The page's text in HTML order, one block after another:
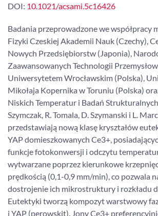
DOI: 10.1021/acsami.5c16426
Badania przeprowadzone we współpracy
Fizyki Czeskiej Akademii Nauk (Czechy),
Nowych Przedsiębiorstw (Japonia),
Zaawansowanych Technologii
Uniwersytetem Wrocławskim (Polska),
Mikołaja Kopernika w Toruniu (Polska)
Niskich Temperatur i Badań
Szymczak, R. Tomala, D. Szymanski i L.
przedstawiają nową klasę kryształów
YAP domieszkowanych Ce3+,
funkcje fotokonwersji i odczytu
wytwarzane poprzez kierunkowe
prędkością (0,1-0,9 mm/min), co pozwala
dostrojenie ich mikrostruktury i rozkładu
Eutektyki tworzą kompozyt warstwowy
i YAP (perowskit). Jony Ce3+